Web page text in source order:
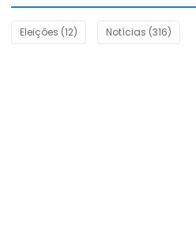
Eleições (12) Notícias (316)